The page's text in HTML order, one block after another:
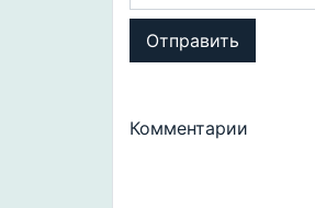
Отправить
Комментарии